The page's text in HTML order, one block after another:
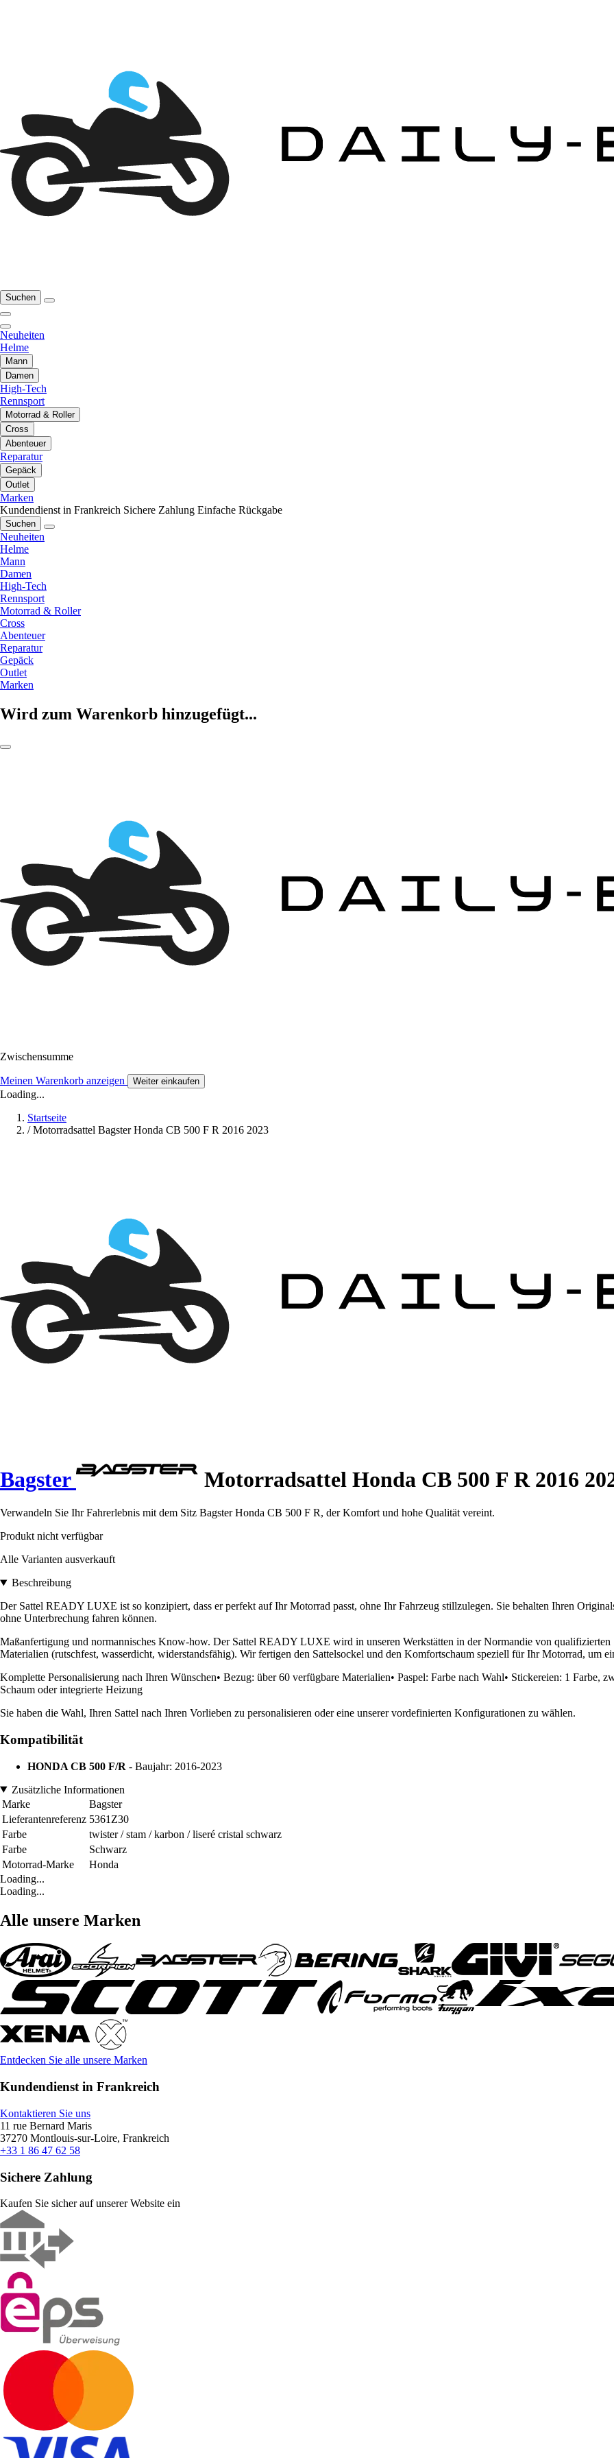
Suchen
Neuheiten
Helme
Mann
Damen
High-Tech
Rennsport
Motorrad & Roller
Cross
Abenteuer
Reparatur
Gepäck
Outlet
Marken
Kundendienst in Frankreich Sichere Zahlung Einfache Rückgabe
Suchen
Neuheiten
Helme
Mann
Damen
High-Tech
Rennsport
Motorrad & Roller
Cross
Abenteuer
Reparatur
Gepäck
Outlet
Marken
Wird zum Warenkorb hinzugefügt...
Zwischensumme
Meinen Warenkorb anzeigen Weiter einkaufen
Loading...
Startseite
/ Motorradsattel Bagster Honda CB 500 F R 2016 2023
Bagster Motorradsattel Honda CB 500 F R 2016
Verwandeln Sie Ihr Fahrerlebnis mit dem Sitz Bagster Honda CB 500 F R, der Komfort und hohe Qualität vereint.
Produkt nicht verfügbar
Alle Varianten ausverkauft
Beschreibung
Der Sattel READY LUXE ist so konzipiert, dass er perfekt auf Ihr Motorrad passt, ohne Ihr Fahrzeug stillzulegen. Sie behalten Ihren
ohne Unterbrechung fahren können.
Maßanfertigung und normannisches Know-how. Der Sattel READY LUXE wird in unseren Werkstätten in der Normandie von
Materialien (rutschfest, wasserdicht, widerstandsfähig). Wir fertigen den Sattelsockel und den Komfortschaum speziell für Ihr Motorrad, um
Komplette Personalisierung nach Ihren Wünschen• Bezug: über 60 verfügbare Materialien• Paspel: Farbe nach Wahl• Stickereien: 1
Schaum oder integrierte Heizung
Sie haben die Wahl, Ihren Sattel nach Ihren Vorlieben zu personalisieren oder eine unserer vordefinierten Konfigurationen zu wählen.
Kompatibilität
HONDA CB 500 F/R - Baujahr: 2016-2023
Zusätzliche Informationen
Marke
Bagster
Lieferantenreferenz 5361Z30
Farbe
twister / stam / karbon / liseré cristal schwarz
Farbe
Schwarz
Motorrad-Marke
Honda
Loading...
Loading...
Alle unsere Marken
Entdecken Sie alle unsere Marken
Kundendienst in Frankreich
Kontaktieren Sie uns
11 rue Bernard Maris
37270 Montlouis-sur-Loire, Frankreich
+33 1 86 47 62 58
Sichere Zahlung
Kaufen Sie sicher auf unserer Website ein